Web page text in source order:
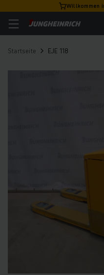
Willkommen
Startseite EJE 118